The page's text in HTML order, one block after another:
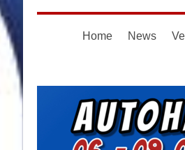
Home News